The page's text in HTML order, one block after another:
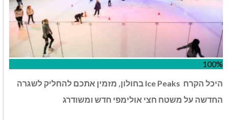
100%
היכל הקרח Ice Peaks בחולון, מזמין אתכם להחליק לשגרה
החדשה על משטח חצי אולימפי חדש ומשודרג